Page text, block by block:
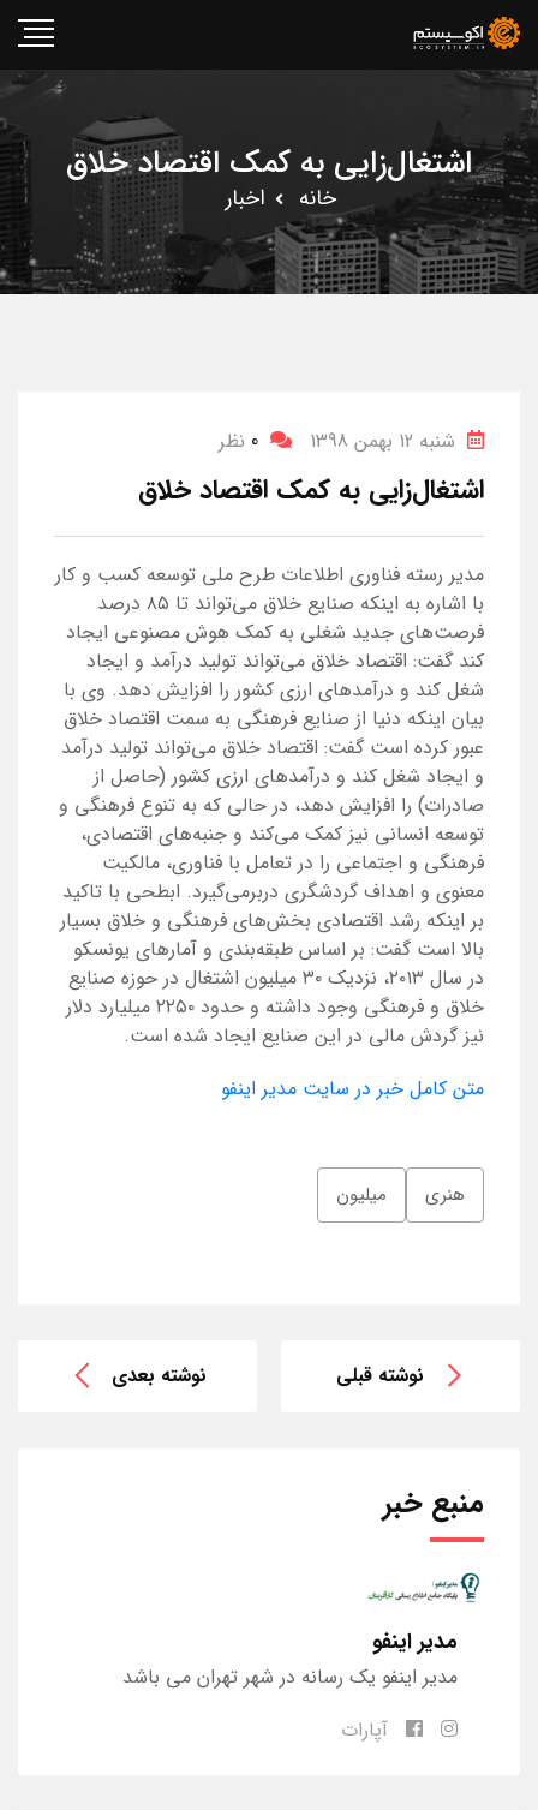
اشتغال‌زایی به کمک اقتصاد خلاق
خانه اخبار
شنبه 12 بهمن 1398 0 نظر
اشتغال‌زایی به کمک اقتصاد خلاق
مدیر رسته فناوری اطلاعات طرح ملی توسعه کسب و کار
با اشاره به اینکه صنایع خلاق می‌تواند تا ۸۵ درصد
فرصت‌های جدید شغلی به کمک هوش مصنوعی ایجاد
کند گفت: اقتصاد خلاق می‌تواند تولید درآمد و ایجاد
شغل کند و درآمدهای ارزی کشور را افزایش دهد. وی با
بیان اینکه دنیا از صنایع فرهنگی به سمت اقتصاد خلاق
عبور کرده است گفت: اقتصاد خلاق می‌تواند تولید درآمد
و ایجاد شغل کند و درآمدهای ارزی کشور (حاصل از
صادرات) را افزایش دهد، در حالی که به تنوع فرهنگی و
توسعه انسانی نیز کمک می‌کند و جنبه‌های اقتصادی،
فرهنگی و اجتماعی را در تعامل با فناوری، مالکیت
معنوی و اهداف گردشگری دربرمی‌گیرد. ابطحی با تاکید
بر اینکه رشد اقتصادی بخش‌های فرهنگی و خلاق بسیار
بالا است گفت: بر اساس طبقه‌‌بندی و آمارهای یونسکو
در سال ۲۰۱۳، نزدیک ۳۰ میلیون اشتغال در حوزه صنایع
خلاق و فرهنگی وجود داشته و حدود ۲۲۵۰ میلیارد دلار
نیز گردش مالی در این صنایع ایجاد شده است.
متن کامل خبر در سایت مدیر اینفو
هنری میلیون
نوشته قبلی نوشته بعدی
منبع خبر
مدیر اینفو
مدیر اینفو یک رسانه در شهر تهران می باشد
آپارات